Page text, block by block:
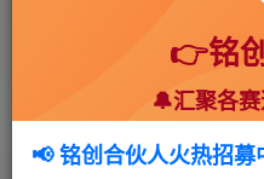
首页 🍻会员专享 📚综合教程
👉铭
🔔汇聚各
📢 铭创合伙人火热招募